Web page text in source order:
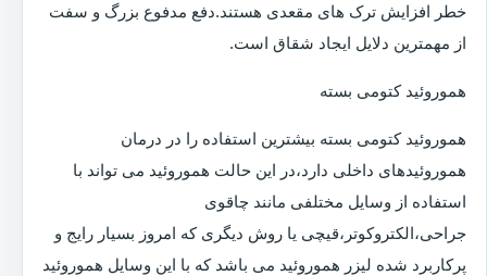
خطر افزایش ترک های مقعدی هستند.دفع مدفوع بزرگ و سفت
از مهمترین دلایل ایجاد شقاق است.
هموروئید کتومی بسته
هموروئید کتومی بسته بیشترین استفاده را در درمان
هموروئیدهای داخلی دارد،در این حالت هموروئید می تواند با
استفاده از وسایل مختلفی مانند چاقوی
جراحی،الکتروکوتر،قیچی یا روش دیگری که امروز بسیار رایج و
پرکاربرد شده لیزر هموروئید می باشد که با این وسایل هموروئید